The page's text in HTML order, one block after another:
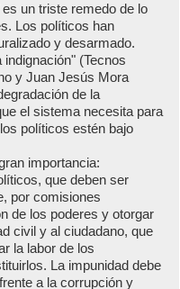
un triste remedo de lo
Los políticos han
y desarmado.
(Tecnos
y Juan Jesús Mora
de la
el sistema necesita para
políticos estén bajo
importancia:
que deben ser
por comisiones
de los poderes y otorgar
civil y al ciudadano, que
la labor de los
La impunidad debe
a la corrupción y